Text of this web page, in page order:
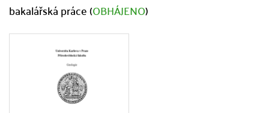
bakalářská práce (OBHÁJENO)